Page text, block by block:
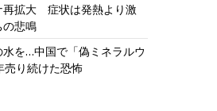
再拡大 症状は発熱より激
の悲鳴
を…中国で「偽ミネラルウ
売り続けた恐怖